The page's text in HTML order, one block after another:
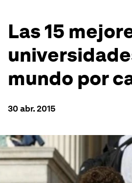
Las 15
mundo por
30 abr. 2015